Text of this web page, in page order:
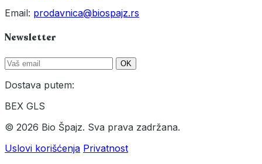
Email: prodavnica@biospajz.rs
Newsletter
OK
Dostava putem:
BEX GLS
© 2026 Bio Špajz. Sva prava zadržana.
Uslovi korišćenja Privatnost